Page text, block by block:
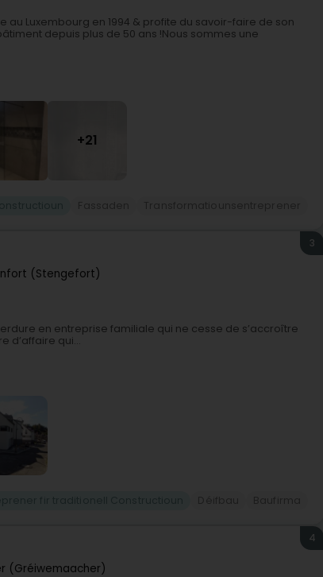
Luxembourg en 1994 & profite du savoir-faire de son
depuis plus de 50 ans !Nous sommes une
+21
(Stengefort)
3
en entreprise familiale qui ne cesse de s’accroître
d’affaire qui...
(Gréiwemaacher)
4